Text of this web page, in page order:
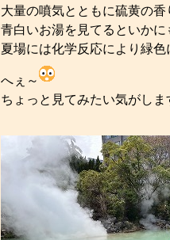
大量の噴気とともに硫黄の香
青白いお湯を見てるといか
夏場には化学反応により緑色
へぇ～
ちょっと見てみたい気がしま